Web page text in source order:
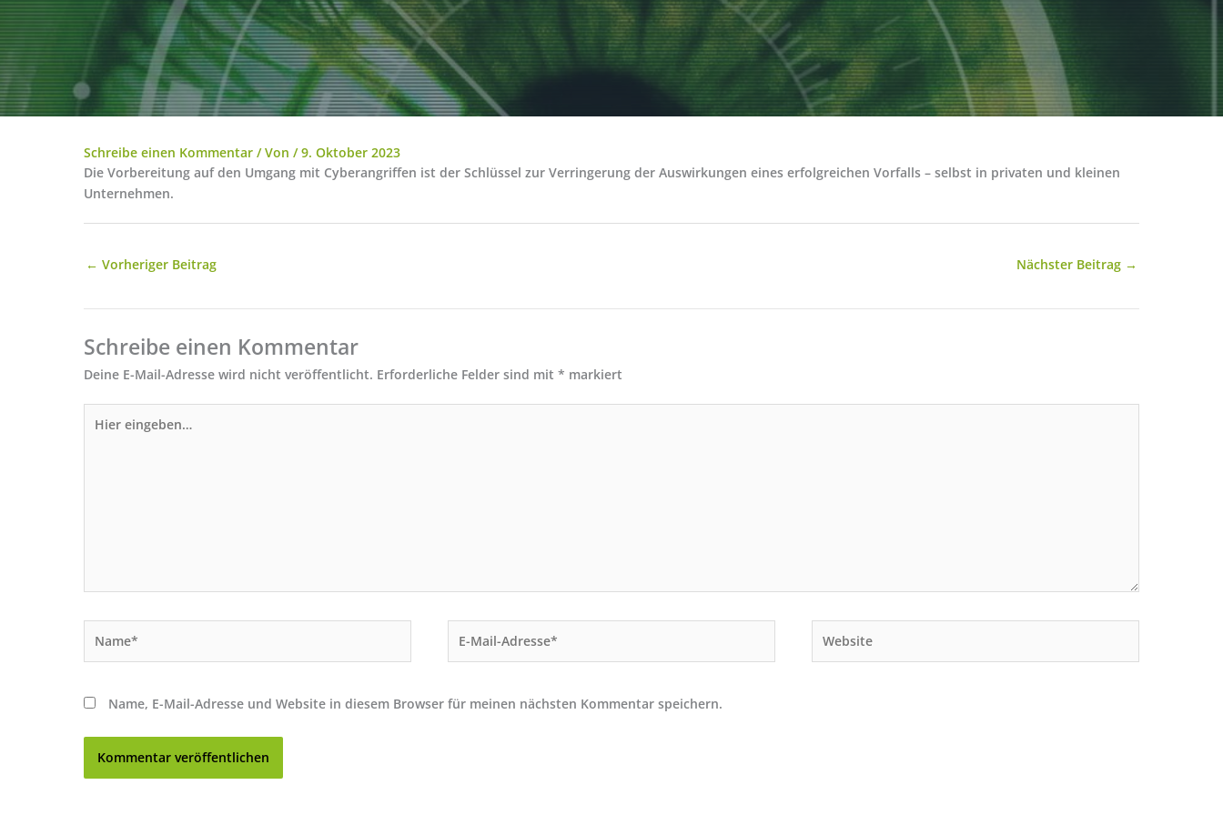
Schreibe einen Kommentar / Von /9. Oktober 2023
Die Vorbereitung auf den Umgang mit Cyberangriffen ist der Schlüssel zur Verringerung der Auswirkungen eines erfolgreichen Vorfalls – selbst in privaten und kleinen
Unternehmen.
← Vorheriger Beitrag Nächster Beitrag →
Schreibe einen Kommentar
Deine E-Mail-Adresse wird nicht veröffentlicht. Erforderliche Felder sind mit * markiert
eingeben…
Mail-
Name, E-Mail-Adresse und Website in diesem Browser für meinen nächsten Kommentar speichern.